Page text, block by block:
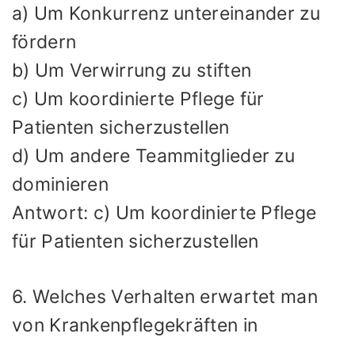
a) Um Konkurrenz untereinander zu
fördern
b) Um Verwirrung zu stiften
c) Um koordinierte Pflege für
Patienten sicherzustellen
d) Um andere Teammitglieder zu
dominieren
Antwort: c) Um koordinierte Pflege
für Patienten sicherzustellen
6. Welches Verhalten erwartet man
von Krankenpflegekräften in